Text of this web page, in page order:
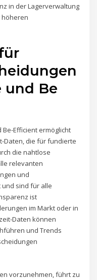
in der Lagerverwaltung
höheren
und Be
Efficient ermöglicht
Daten, die für fundierte
die nahtlose
relevanten
und
sind für alle
ist
im Markt oder in
Daten können
und Trends
vorzunehmen, führt zu